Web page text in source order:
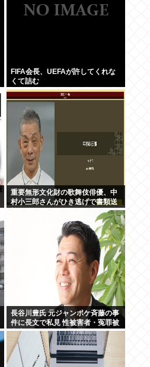
FIFA会長、UEFAが許してくれな
くて詰む
重要無形文化財の歌舞伎俳優、中
村小三郎さんがひき逃げで書類送
長谷川豊氏 元ジャンポケ斉藤の事
件に長文で私見 性被害者・冤罪被
害者への取材経験踏まえ